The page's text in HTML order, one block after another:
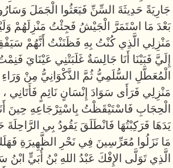
جَارِيَةً حَدِيثَةَ السِّنِّ فَبَعَثُوا الْجَمَلَ
بَعْدَ مَا اسْتَمَرَّ الْجَيْشُ فَجِئْتُ مَنْزِلَهُمْ
مَنْزِلِي الَّذِي كُنْتُ بِهِ فَظَنَنْتُ أَنَّهُمْ
إِلَيَّ فَبَيْنَا أَنَا جَالِسَةٌ غَلَبَتْنِي عَيْنَايَ
الْمُعَطَّلِ السُّلَمِيُّ ثُمَّ الذَّكْوَانِيُّ مِنْ
مَنْزِلِي فَرَأَى سَوَادَ إِنْسَانٍ نَائِمٍ فَأَتَانِي
الْحِجَابِ فَاسْتَيْقَظْتُ بِاسْتِرْجَاعِهِ حِينَ
يَدَهَا فَرَكِبْتُهَا فَانْطَلَقَ يَقُودُ بِي الرَّاحِلَةَ
مَا نَزَلُوا مُعَرِّسِينَ فِي نَحْرِ الظَّهِيرَةِ
الَّذِي تَوَلَّى الإِفْكَ عَبْدُ اللهِ بْنُ أُبَيٍّ ابْنُ